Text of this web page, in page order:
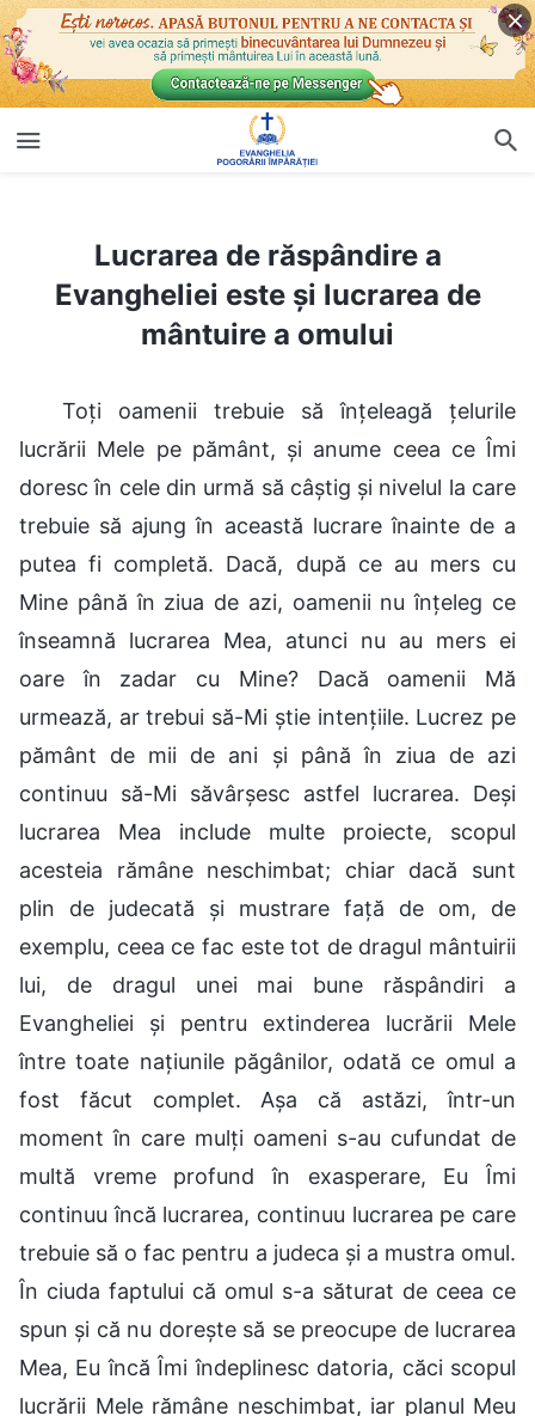
Lucrarea de răspândire a
Evangheliei este și lucrarea de
mântuire a omului
Toți oamenii trebuie să înțeleagă țelurile
lucrării Mele pe pământ, și anume ceea ce Îmi
doresc în cele din urmă să câștig și nivelul la care
trebuie să ajung în această lucrare înainte de a
putea fi completă. Dacă, după ce au mers cu
Mine până în ziua de azi, oamenii nu înțeleg ce
înseamnă lucrarea Mea, atunci nu au mers ei
oare în zadar cu Mine? Dacă oamenii Mă
urmează, ar trebui să-Mi știe intențiile. Lucrez pe
pământ de mii de ani și până în ziua de azi
continuu să-Mi săvârșesc astfel lucrarea. Deși
lucrarea Mea include multe proiecte, scopul
acesteia rămâne neschimbat; chiar dacă sunt
plin de judecată și mustrare față de om, de
exemplu, ceea ce fac este tot de dragul mântuirii
lui, de dragul unei mai bune răspândiri a
Evangheliei și pentru extinderea lucrării Mele
între toate națiunile păgânilor, odată ce omul a
fost făcut complet. Așa că astăzi, într-un
moment în care mulți oameni s-au cufundat de
multă vreme profund în exasperare, Eu Îmi
continuu încă lucrarea, continuu lucrarea pe care
trebuie să o fac pentru a judeca și a mustra omul.
În ciuda faptului că omul s-a săturat de ceea ce
spun și că nu dorește să se preocupe de lucrarea
Mea, Eu încă Îmi îndeplinesc datoria, căci scopul
lucrării Mele rămâne neschimbat, iar planul Meu